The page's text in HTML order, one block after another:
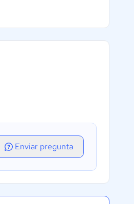
Enviar pregunta